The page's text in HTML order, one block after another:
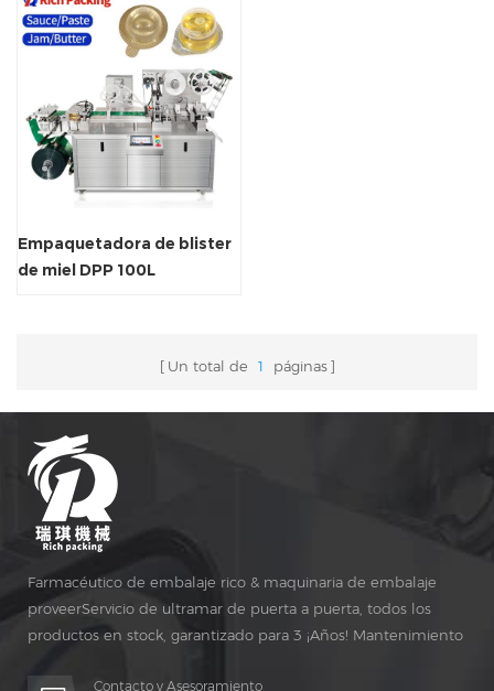
Empaquetadora de blister
de miel DPP 100L
Un total de 1 páginas
Farmacéutico de embalaje rico & maquinaria de embalaje
proveerServicio de ultramar de puerta a puerta, todos los
productos en stock, garantizado para 3 ¡Años! Mantenimiento
Contacto y Asesoramiento